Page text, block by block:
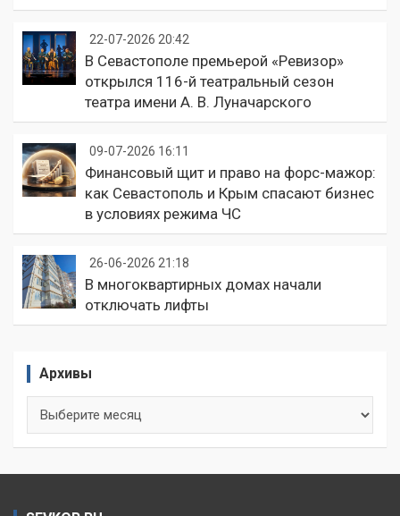
22-07-2026 20:42
В Севастополе премьерой «Ревизор»
открылся 116-й театральный сезон
театра имени А. В. Луначарского
09-07-2026 16:11
Финансовый щит и право на форс-мажор:
как Севастополь и Крым спасают бизнес
в условиях режима ЧС
26-06-2026 21:18
В многоквартирных домах начали
отключать лифты
Архивы